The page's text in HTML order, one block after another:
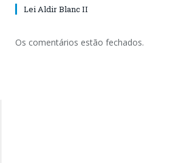
Lei Aldir Blanc II
Os comentários estão fechados.